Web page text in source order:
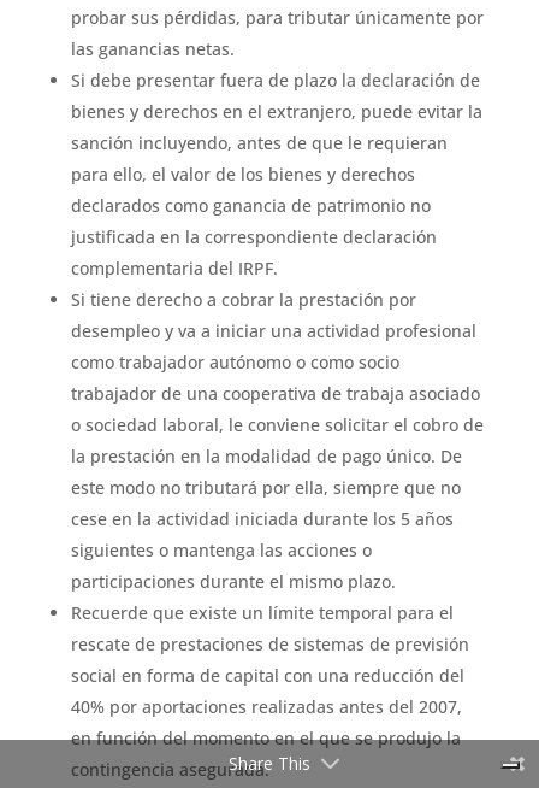
probar sus pérdidas, para tributar únicamente por
las ganancias netas.
Si debe presentar fuera de plazo la declaración de
bienes y derechos en el extranjero, puede evitar la
sanción incluyendo, antes de que le requieran
para ello, el valor de los bienes y derechos
declarados como ganancia de patrimonio no
justificada en la correspondiente declaración
complementaria del IRPF.
Si tiene derecho a cobrar la prestación por
desempleo y va a iniciar una actividad profesional
como trabajador autónomo o como socio
trabajador de una cooperativa de trabaja asociado
o sociedad laboral, le conviene solicitar el cobro de
la prestación en la modalidad de pago único. De
este modo no tributará por ella, siempre que no
cese en la actividad iniciada durante los 5 años
siguientes o mantenga las acciones o
participaciones durante el mismo plazo.
Recuerde que existe un límite temporal para el
rescate de prestaciones de sistemas de previsión
social en forma de capital con una reducción del
40% por aportaciones realizadas antes del 2007,
en función del momento en el que se produjo la
contingencia asegurada.Share This